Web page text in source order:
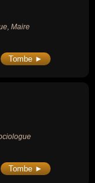
Maire
Tombe ►
Tombe ►